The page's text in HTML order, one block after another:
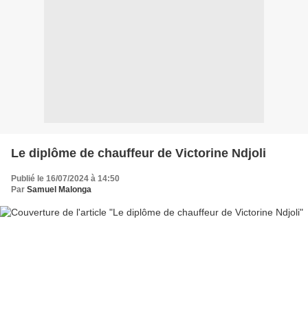
Le diplôme de chauffeur de Victorine Ndjoli
Publié le 16/07/2024 à 14:50
Par Samuel Malonga